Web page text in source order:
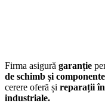
Firma asigură garanție
de schimb și componente
cerere oferă și reparații în
industriale.